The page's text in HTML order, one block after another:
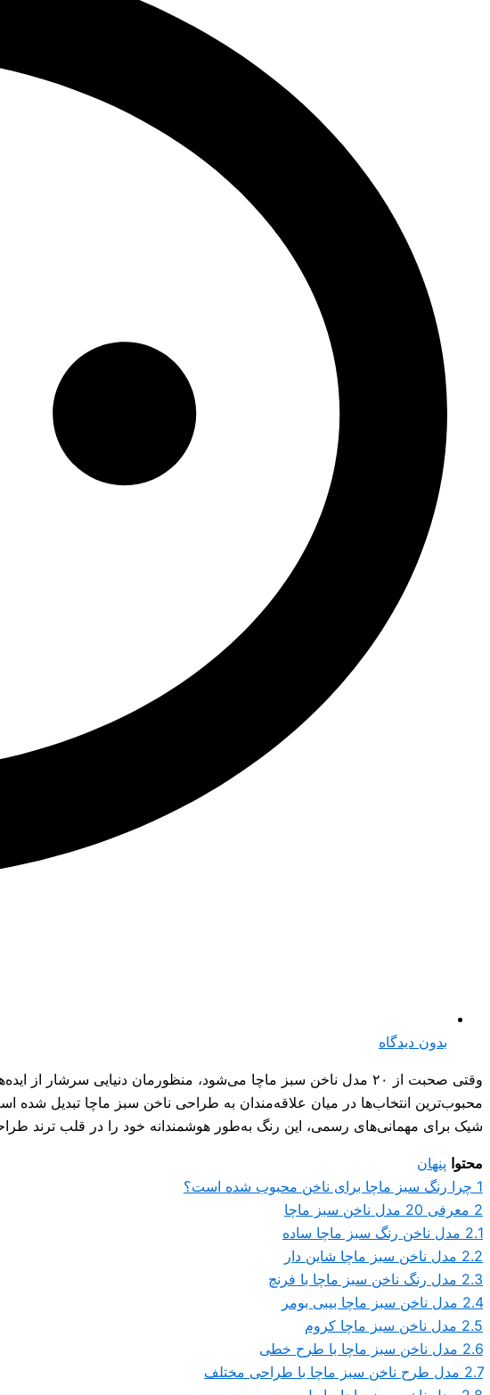
بدون دیدگاه
وقتی صحبت از ۲۰ مدل ناخن سبز ماچا می‌شود، منظورمان دنیایی
محبوب‌ترین انتخاب‌ها در میان علاقه‌مندان به طراحی ناخن سبز ماچا تبدیل شده
شیک برای مهمانی‌های رسمی، این رنگ به‌طور هوشمندانه خود را در قلب ترند طراحی ناخن ۲۰۲۵ جای
محتوا پنهان
1 چرا رنگ سبز ماچا برای ناخن محبوب شده است؟
2 معرفی 20 مدل ناخن سبز ماچا
2.1 مدل ناخن رنگ سبز ماچا ساده
2.2 مدل ناخن سبز ماچا شاین دار
2.3 مدل رنگ ناخن سبز ماچا با فرنچ
2.4 مدل ناخن سبز ماچا بیبی بومر
2.5 مدل ناخن سبز ماچا کروم
2.6 مدل ناخن سبز ماچا با طرح خطی
2.7 مدل طرح ناخن سبز ماچا با طراحی مختلف